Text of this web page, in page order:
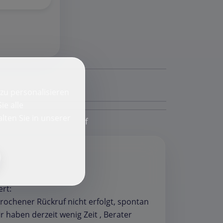
Rückruf nicht erfolgt, spontan
derzeit wenig Zeit , Berater
Sie in unserer
f